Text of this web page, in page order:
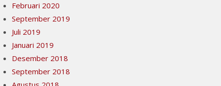
Februari 2020
September 2019
Juli 2019
Januari 2019
Desember 2018
September 2018